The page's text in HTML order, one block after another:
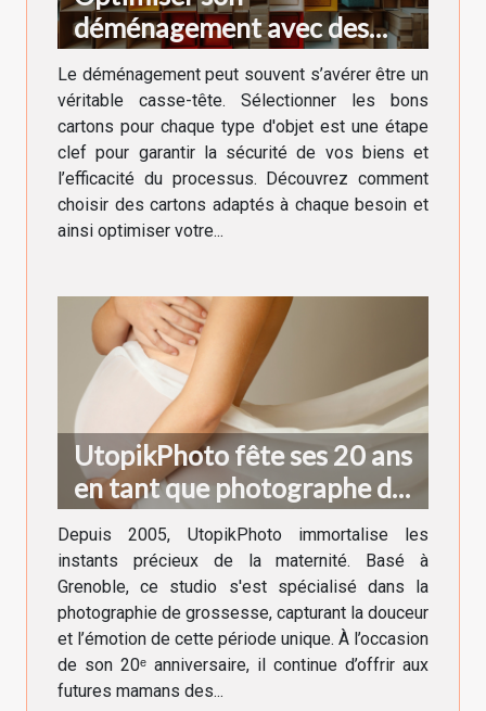
déménagement avec des
cartons adaptés à chaque
besoin
Le déménagement peut souvent s’avérer être un
véritable casse-tête. Sélectionner les bons
cartons pour chaque type d'objet est une étape
clef pour garantir la sécurité de vos biens et
l’efficacité du processus. Découvrez comment
choisir des cartons adaptés à chaque besoin et
ainsi optimiser votre...
UtopikPhoto fête ses 20 ans
en tant que photographe de
grossesse à Grenoble !
Depuis 2005, UtopikPhoto immortalise les
instants précieux de la maternité. Basé à
Grenoble, ce studio s'est spécialisé dans la
photographie de grossesse, capturant la douceur
et l’émotion de cette période unique. À l’occasion
de son 20ᵉ anniversaire, il continue d’offrir aux
futures mamans des...